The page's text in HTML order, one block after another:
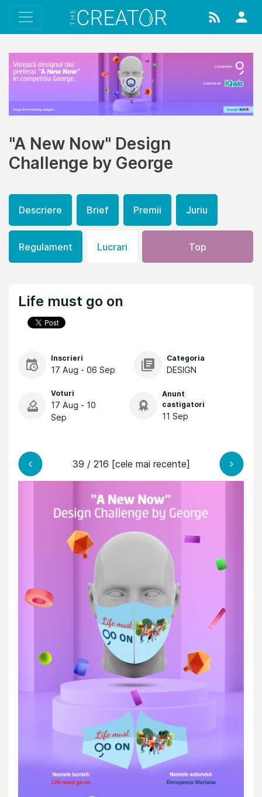
"A New Now" Design
Challenge by George
Descriere Brief Premii Juriu
Regulament Lucrari Top
Life must go on
Inscrieri
17 Aug - 06 Sep
Categoria
DESIGN
Voturi
17 Aug - 10
Sep
Anunt
castigatori
11 Sep
39 / 216 [cele mai recente]